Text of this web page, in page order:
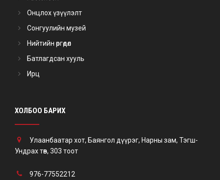
Онцлох үзүүлэлт
Сонгуулийн музей
Нийтийн өргөдөл
Батлагдсан хууль
Ирц
ХОЛБОО БАРИХ
Улаанбаатар хот, Баянгол дүүрэг, Нарны зам, Тэгш-
Ундрах төв, 303 тоот
976-77552212